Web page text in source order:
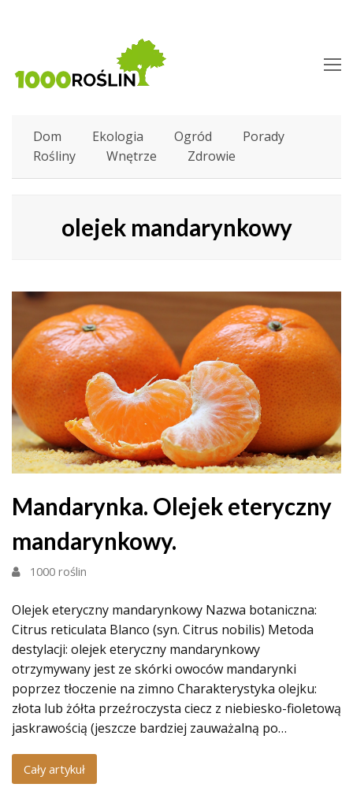
Dom Ekologia Ogród
Porady
Rośliny
Wnętrze Zdrowie
olejek mandarynkowy
Mandarynka. Olejek eteryczny
mandarynkowy.
1000 roślin
Olejek eteryczny mandarynkowy Nazwa botaniczna:
Citrus reticulata Blanco (syn. Citrus nobilis) Metoda
destylacji: olejek eteryczny mandarynkowy
otrzymywany jest ze skórki owoców mandarynki
poprzez tłoczenie na zimno Charakterystyka olejku:
złota lub żółta przeźroczysta ciecz z niebiesko-fioletową
jaskrawością (jeszcze bardziej zauważalną po…
Cały artykuł